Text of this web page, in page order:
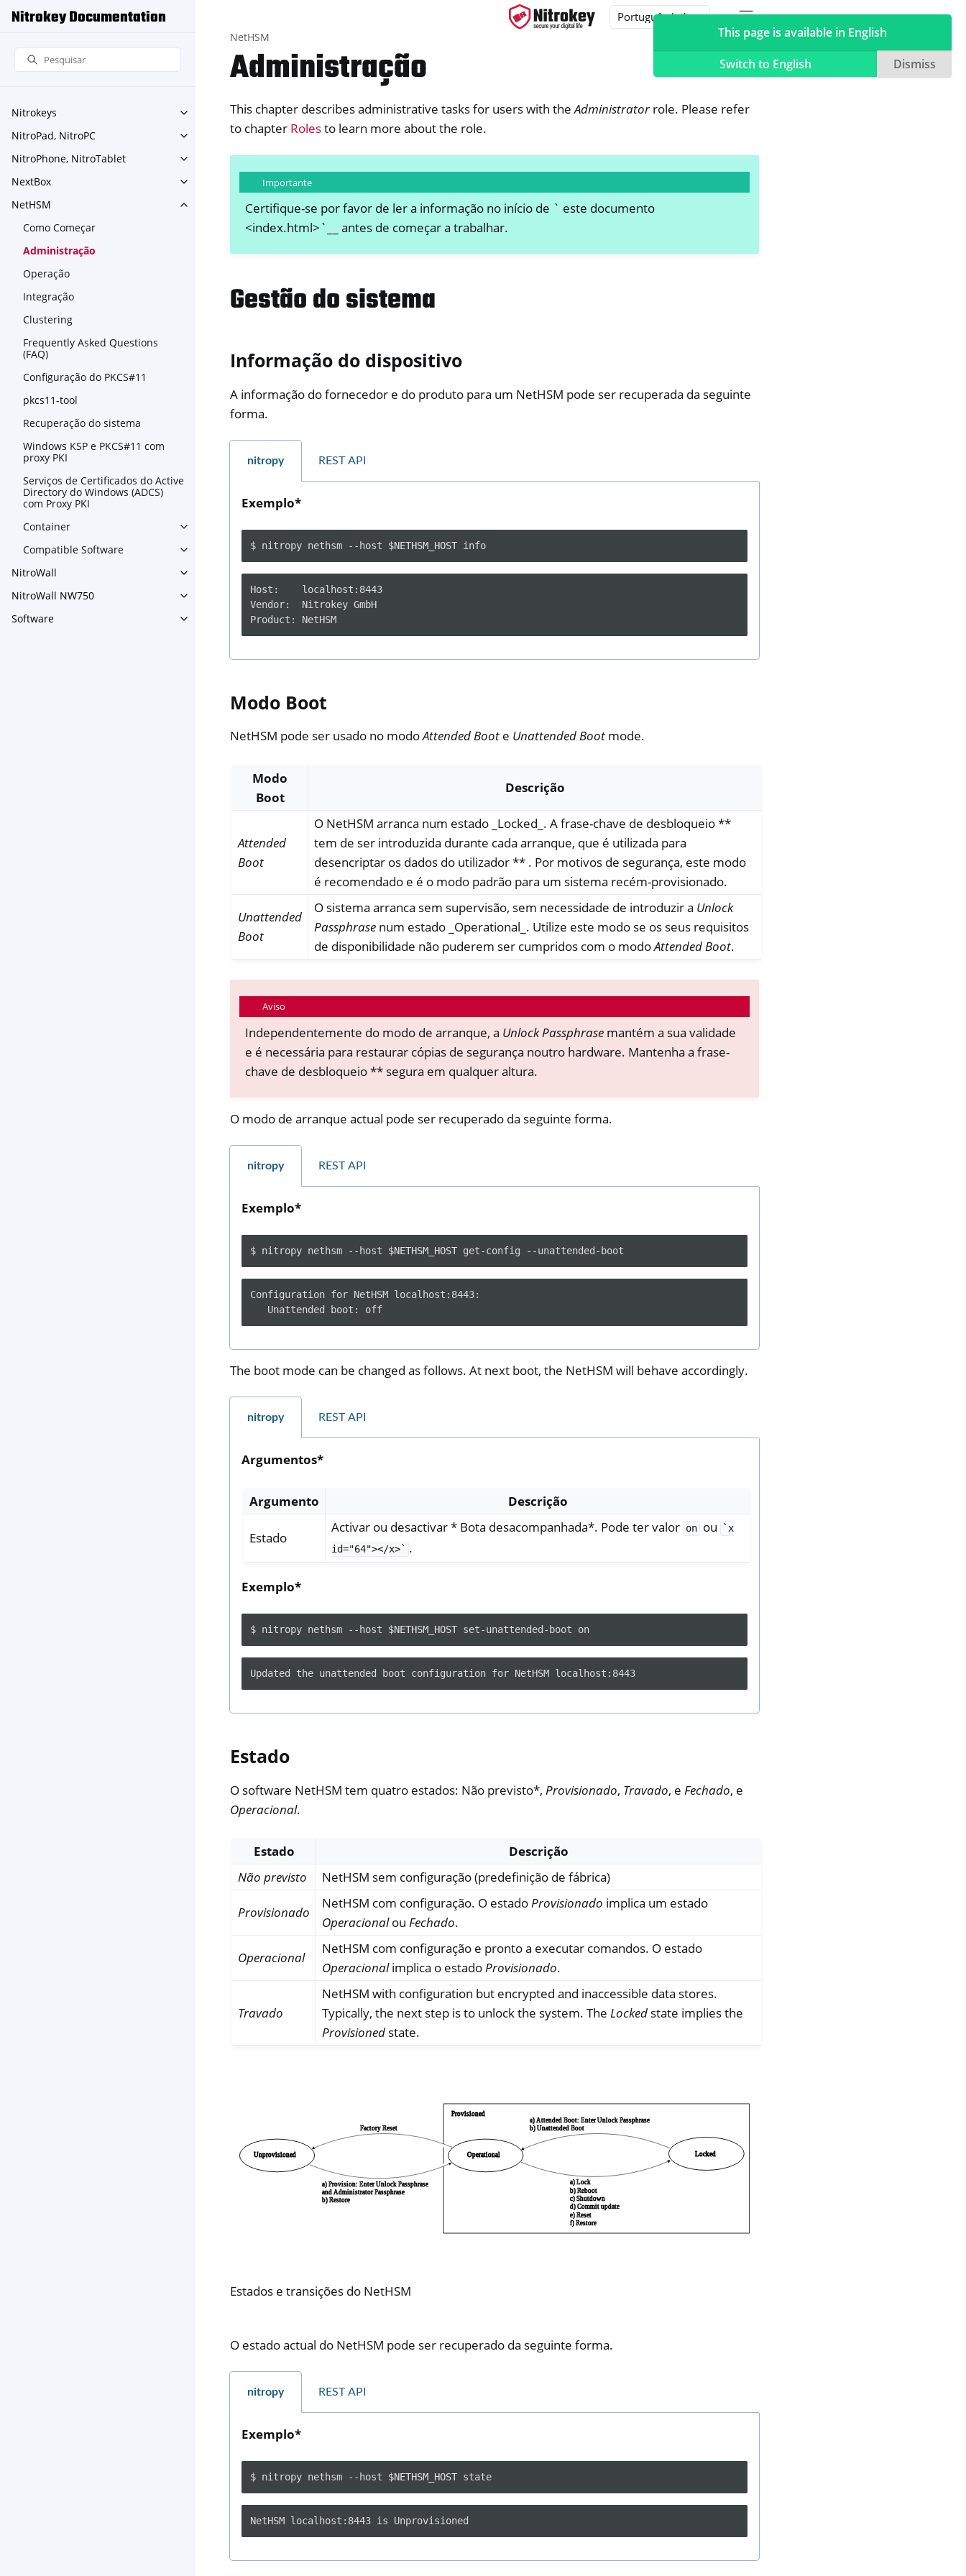
Nitrokey Documentation
Nitrokeys
Toggle navigation of Nitrokeys
NitroPad, NitroPC
Toggle navigation of NitroPad, NitroPC
NitroPhone, NitroTablet
Toggle navigation of NitroPhone, NitroTablet
NextBox
Toggle navigation of NextBox
NetHSM
Toggle navigation of NetHSM
Como Começar
Administração
Operação
Integração
Clustering
Frequently Asked Questions
(FAQ)
Configuração do PKCS#11
pkcs11-tool
Recuperação do sistema
Windows KSP e PKCS#11 com
proxy PKI
Serviços de Certificados do Active
Directory do Windows (ADCS)
com Proxy PKI
Container
Toggle navigation of Container
Compatible Software
Toggle navigation of Compatible Software
NitroWall
Toggle navigation of NitroWall
NitroWall NW750
Toggle navigation of NitroWall NW750
Software
Toggle navigation of Software
NetHSM
Administração
This chapter describes administrative tasks for users with theAdministratorrole. Please refer
to chapter Rolesto learn more about the role.
Importante
Certifique-se por favor de ler a informação no início de ` este documento
<index.html>`__ antes de começar a trabalhar.
Gestão do sistema
Informação do dispositivo
A informação do fornecedor e do produto para um NetHSM pode ser recuperada da seguinte
forma.
nitropy REST API
Exemplo*
$ nitropy nethsm --host $NETHSM_HOST
Host:    localhost:8443
Vendor:  Nitrokey GmbH
Modo Boot
NetHSM pode ser usado no modoAttended Boot e Unattended Boot mode.
Modo
Boot
Descrição
Attended
Boot
O NetHSM arranca num estado _Locked_. A frase-chave de desbloqueio **
tem de ser introduzida durante cada arranque, que é utilizada para
desencriptar os dados do utilizador ** . Por motivos de segurança, este modo
é recomendado e é o modo padrão para um sistema recém-provisionado.
Unattended
Boot
O sistema arranca sem supervisão, sem necessidade de introduzir a Unlock
Passphrase num estado _Operational_. Utilize este modo se os seus requisitos
de disponibilidade não puderem ser cumpridos com o modoAttended Boot.
Aviso
Independentemente do modo de arranque, a Unlock Passphrasemantém a sua validade
e é necessária para restaurar cópias de segurança noutro hardware. Mantenha a frase-
chave de desbloqueio ** segura em qualquer altura.
O modo de arranque actual pode ser recuperado da seguinte forma.
nitropy REST API
Exemplo*
$ nitropy nethsm --host $NETHSM_HOST get-config
Configuration for NetHSM localhost:8443:
The boot mode can be changed as follows. At next boot, the NetHSM will behave accordingly.
nitropy REST API
Argumentos*
Argumento Descrição
Estado
Activar ou desactivar * Bota desacompanhada*. Pode ter valor on ou
`x
id="64"></x>` .
Exemplo*
$ nitropy nethsm --host $NETHSM_HOST set-unattended-boot
Estado
O software NetHSM tem quatro estados: Não previsto*, Provisionado, Travado, e Fechado, e
Operacional.
Estado
Descrição
Não previsto
NetHSM sem configuração (predefinição de fábrica)
Provisionado
NetHSM com configuração. O estadoProvisionado implica um estado
OperacionalouFechado.
Operacional
NetHSM com configuração e pronto a executar comandos. O estado
Operacionalimplica o estadoProvisionado.
Travado
NetHSM with configuration but encrypted and inaccessible data stores.
Typically, the next step is to unlock the system. TheLocked state implies the
Provisioned state.
Estados e transições do NetHSM
O estado actual do NetHSM pode ser recuperado da seguinte forma.
nitropy REST API
Exemplo*
$ nitropy nethsm --host $NETHSM_HOST
This page is available in English
Switch to English
Dismiss